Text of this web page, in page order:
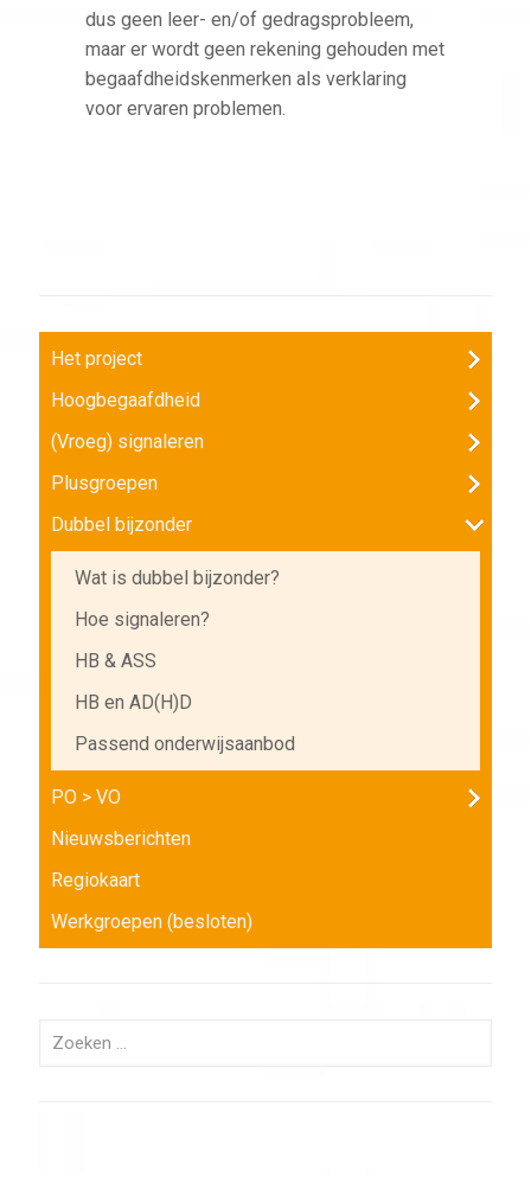
dus geen leer- en/of gedragsprobleem,
maar er wordt geen rekening gehouden met
begaafdheidskenmerken als verklaring
voor ervaren problemen.
Het project
Hoogbegaafdheid
(Vroeg) signaleren
Plusgroepen
Dubbel bijzonder
Wat is dubbel bijzonder?
Hoe signaleren?
HB & ASS
HB en AD(H)D
Passend onderwijsaanbod
PO > VO
Nieuwsberichten
Regiokaart
Werkgroepen (besloten)